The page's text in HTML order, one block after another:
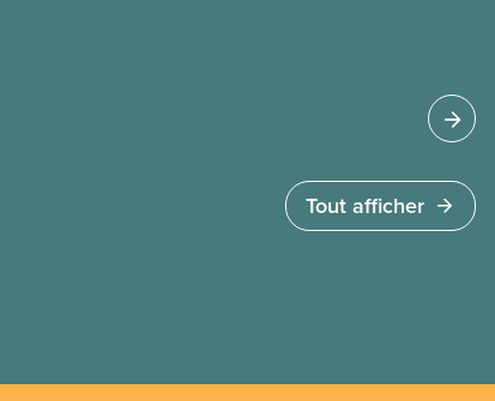
Tout afficher